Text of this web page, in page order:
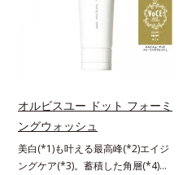
ある「ハリのなさ」や、くすみ(*6)
などが現れている状態である「透明
感のなさ」が、大人の肌印象に大き
シリーズは美容成分(*7)として
「G.D.F.アクティベーター(*8)」を
配合。そして、従来から配合してい
る美白(*1)有効成分「トラネキサム
酸」を配合しました。さらに、シリ
オルビスユー ドット フォーミ
ングウォッシュ
美白(*1)も叶える最高峰(*2)エイジ
ングケア(*3)。蓄積した角層(*4)を